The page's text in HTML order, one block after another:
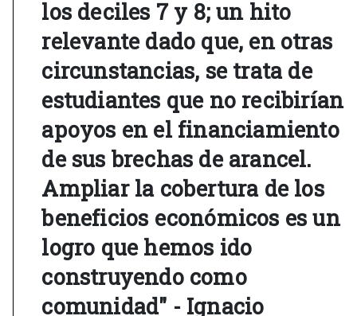
los deciles 7 y 8; un hito
relevante dado que, en otras
circunstancias, se trata de
estudiantes que no recibirían
apoyos en el financiamiento
de sus brechas de arancel.
Ampliar la cobertura de los
beneficios económicos es un
logro que hemos ido
construyendo como
comunidad" - Ignacio